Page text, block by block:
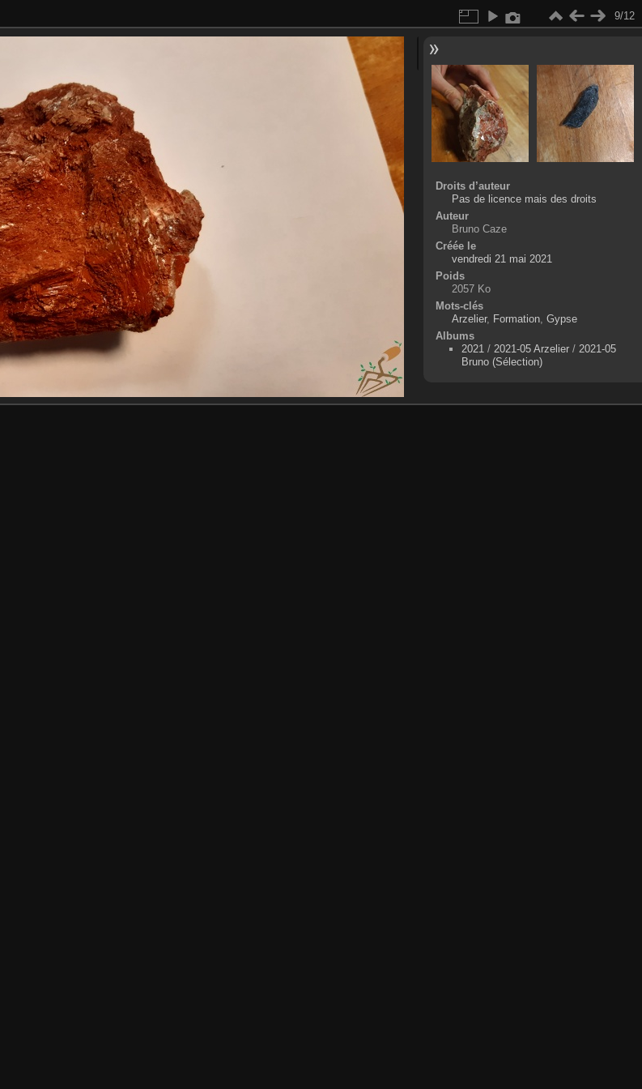
9/12
Droits d’auteur
Pas de licence mais des droits
Auteur
Bruno Caze
Créée le
vendredi 21 mai 2021
Poids
2057 Ko
Mots-clés
Arzelier, Formation, Gypse
Albums
2021 /2021-05 Arzelier /2021-05
Bruno (Sélection)